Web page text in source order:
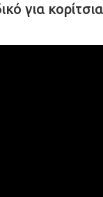
για κορίτσια